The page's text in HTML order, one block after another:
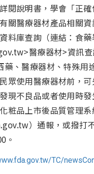
閱說明書，學會「正
關醫療器材產品相關
料庫查詢（連結：食
醫療器材>資訊查
藥、醫療器材、特殊用
眾使用醫療器材前，
現不良品或者使用時
粧品上市後品質管理
）通報，或撥打
。
TC/